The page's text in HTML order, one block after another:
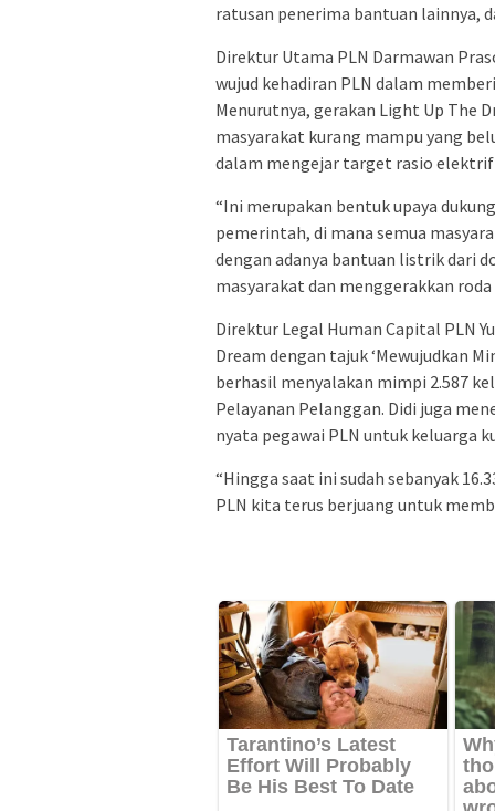
ratusan penerima bantuan lainnya,
Direktur Utama PLN Darmawan
wujud kehadiran PLN dalam
Menurutnya, gerakan Light Up The
masyarakat kurang mampu yang
dalam mengejar target rasio
“Ini merupakan bentuk upaya
pemerintah, di mana semua
dengan adanya bantuan listrik dari
masyarakat dan menggerakkan
Direktur Legal Human Capital PLN
Dream dengan tajuk ‘Mewujudkan
berhasil menyalakan mimpi 2.587
Pelayanan Pelanggan. Didi juga
nyata pegawai PLN untuk keluarga
“Hingga saat ini sudah sebanyak
PLN kita terus berjuang untuk